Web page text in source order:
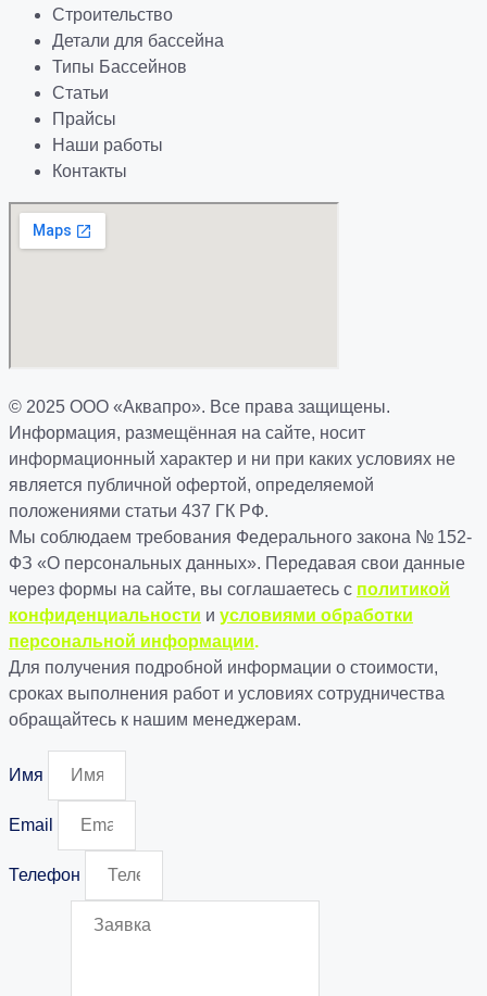
Строительство
Детали для бассейна
Типы Бассейнов
Статьи
Прайсы
Наши работы
Контакты
© 2025 ООО «Аквапро». Все права защищены.
Информация, размещённая на сайте, носит
информационный характер и ни при каких условиях не
является публичной офертой, определяемой
положениями статьи 437 ГК РФ.
Мы соблюдаем требования Федерального закона № 152-
ФЗ «О персональных данных». Передавая свои данные
через формы на сайте, вы соглашаетесь с политикой
конфиденциальности и условиями обработки
персональной информации.
Для получения подробной информации о стоимости,
сроках выполнения работ и условиях сотрудничества
обращайтесь к нашим менеджерам.
Имя
Email
Телефон